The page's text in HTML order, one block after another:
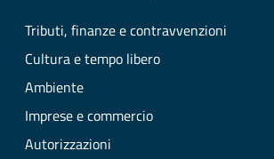
Tributi, finanze e contravvenzioni
Cultura e tempo libero
Ambiente
Imprese e commercio
Autorizzazioni